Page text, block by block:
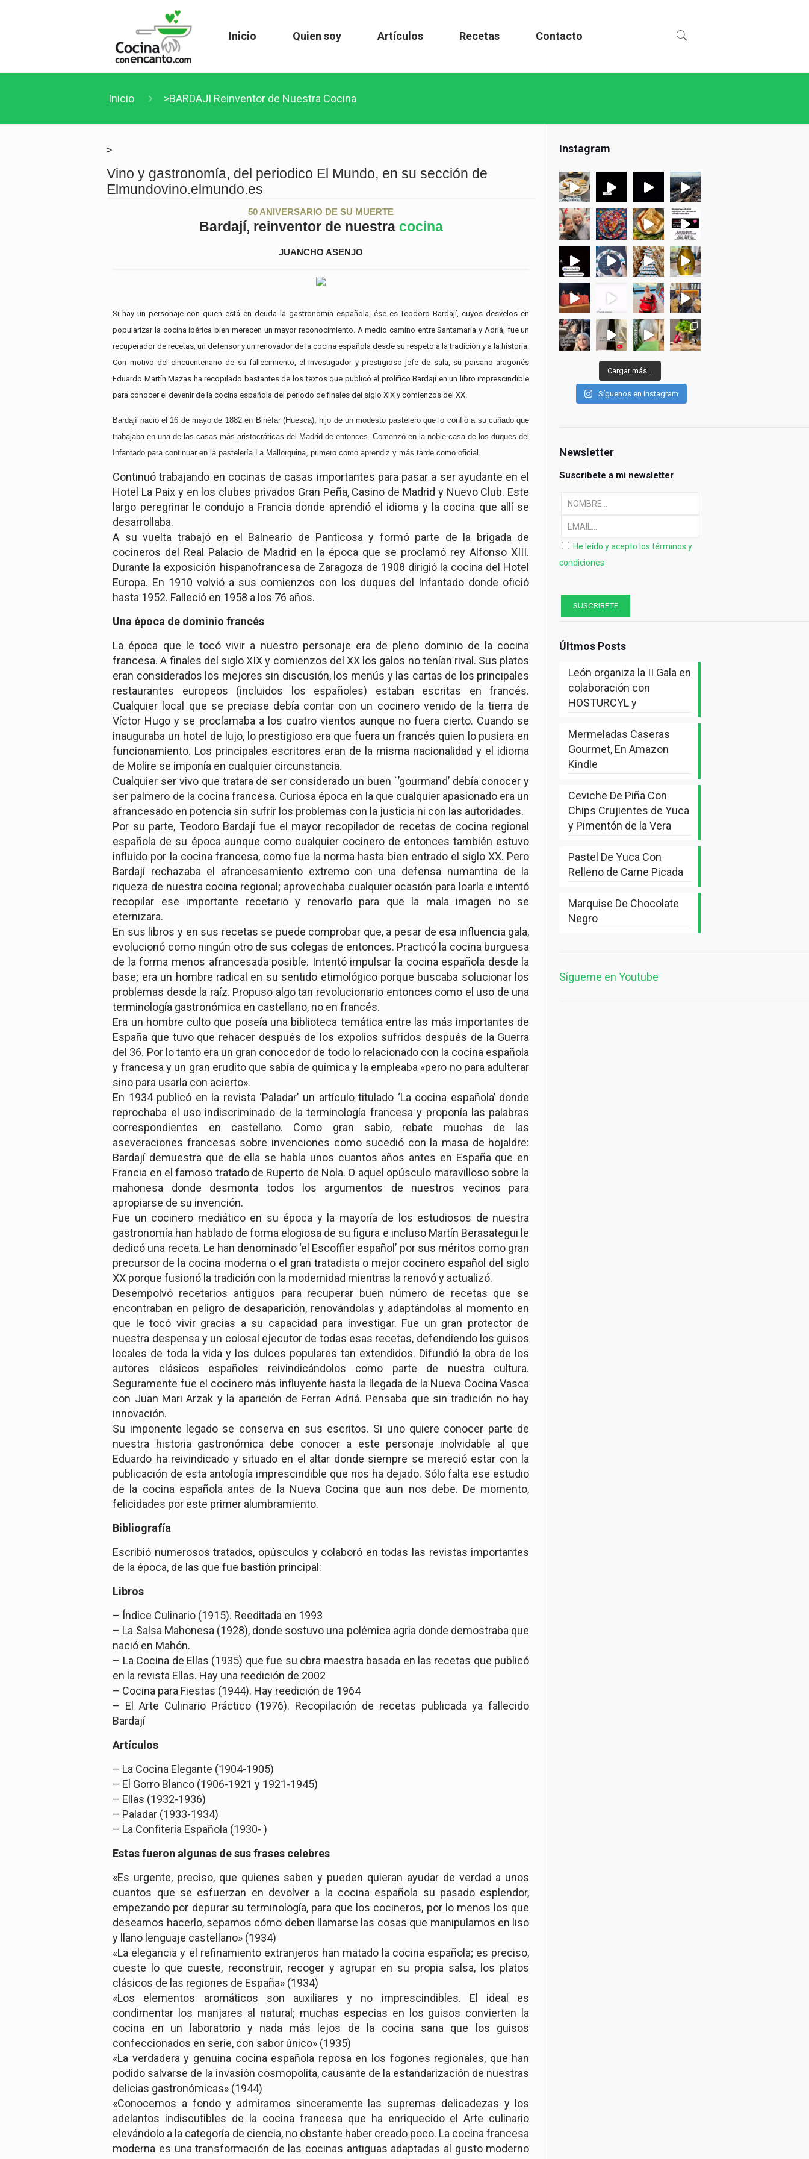
Inicio Quien soy Artículos Recetas Contacto
Inicio >BARDAJI Reinventor de Nuestra Cocina
>
Vino y gastronomía, del periodico El Mundo, en su sección de
Elmundovino.elmundo.es
50 ANIVERSARIO DE SU MUERTE
Bardají, reinventor de nuestra cocina
JUANCHO ASENJO
Si hay un personaje con quien está en deuda la gastronomía española, ése es Teodoro Bardají, cuyos desvelos en
popularizar la cocina ibérica bien merecen un mayor reconocimiento. A medio camino entre Santamaría y Adriá, fue un
recuperador de recetas, un defensor y un renovador de la cocina española desde su respeto a la tradición y a la historia.
Con motivo del cincuentenario de su fallecimiento, el investigador y prestigioso jefe de sala, su paisano aragonés
Eduardo Martín Mazas ha recopilado bastantes de los textos que publicó el prolífico Bardají en un libro imprescindible
para conocer el devenir de la cocina española del período de finales del siglo XIX y comienzos del XX.
Bardají nació el 16 de mayo de 1882 en Binéfar (Huesca), hijo de un modesto pastelero que lo confió a su cuñado que
trabajaba en una de las casas más aristocráticas del Madrid de entonces. Comenzó en la noble casa de los duques del
Infantado para continuar en la pastelería La Mallorquina, primero como aprendiz y más tarde como oficial.
Continuó trabajando en cocinas de casas importantes para pasar a ser ayudante en el
Hotel La Paix y en los clubes privados Gran Peña, Casino de Madrid y Nuevo Club. Este
largo peregrinar le condujo a Francia donde aprendió el idioma y la cocina que allí se
desarrollaba.
A su vuelta trabajó en el Balneario de Panticosa y formó parte de la brigada de
cocineros del Real Palacio de Madrid en la época que se proclamó rey Alfonso XIII.
Durante la exposición hispanofrancesa de Zaragoza de 1908 dirigió la cocina del Hotel
Europa. En 1910 volvió a sus comienzos con los duques del Infantado donde ofició
hasta 1952. Falleció en 1958 a los 76 años.
Una época de dominio francés
La época que le tocó vivir a nuestro personaje era de pleno dominio de la cocina
francesa. A finales del siglo XIX y comienzos del XX los galos no tenían rival. Sus platos
eran considerados los mejores sin discusión, los menús y las cartas de los principales
restaurantes europeos (incluidos los españoles) estaban escritas en francés.
Cualquier local que se preciase debía contar con un cocinero venido de la tierra de
Víctor Hugo y se proclamaba a los cuatro vientos aunque no fuera cierto. Cuando se
inauguraba un hotel de lujo, lo prestigioso era que fuera un francés quien lo pusiera en
funcionamiento. Los principales escritores eran de la misma nacionalidad y el idioma
de Molire se imponía en cualquier circunstancia.
Cualquier ser vivo que tratara de ser considerado un buen `’gourmand’ debía conocer y
ser palmero de la cocina francesa. Curiosa época en la que cualquier apasionado era un
afrancesado en potencia sin sufrir los problemas con la justicia ni con las autoridades.
Por su parte, Teodoro Bardají fue el mayor recopilador de recetas de cocina regional
española de su época aunque como cualquier cocinero de entonces también estuvo
influido por la cocina francesa, como fue la norma hasta bien entrado el siglo XX. Pero
Bardají rechazaba el afrancesamiento extremo con una defensa numantina de la
riqueza de nuestra cocina regional; aprovechaba cualquier ocasión para loarla e intentó
recopilar ese importante recetario y renovarlo para que la mala imagen no se
eternizara.
En sus libros y en sus recetas se puede comprobar que, a pesar de esa influencia gala,
evolucionó como ningún otro de sus colegas de entonces. Practicó la cocina burguesa
de la forma menos afrancesada posible. Intentó impulsar la cocina española desde la
base; era un hombre radical en su sentido etimológico porque buscaba solucionar los
problemas desde la raíz. Propuso algo tan revolucionario entonces como el uso de una
terminología gastronómica en castellano, no en francés.
Era un hombre culto que poseía una biblioteca temática entre las más importantes de
España que tuvo que rehacer después de los expolios sufridos después de la Guerra
del 36. Por lo tanto era un gran conocedor de todo lo relacionado con la cocina española
y francesa y un gran erudito que sabía de química y la empleaba «pero no para adulterar
sino para usarla con acierto».
En 1934 publicó en la revista ‘Paladar’ un artículo titulado ‘La cocina española’ donde
reprochaba el uso indiscriminado de la terminología francesa y proponía las palabras
correspondientes en castellano. Como gran sabio, rebate muchas de las
aseveraciones francesas sobre invenciones como sucedió con la masa de hojaldre:
Bardají demuestra que de ella se habla unos cuantos años antes en España que en
Francia en el famoso tratado de Ruperto de Nola. O aquel opúsculo maravilloso sobre la
mahonesa donde desmonta todos los argumentos de nuestros vecinos para
apropiarse de su invención.
Fue un cocinero mediático en su época y la mayoría de los estudiosos de nuestra
gastronomía han hablado de forma elogiosa de su figura e incluso Martín Berasategui le
dedicó una receta. Le han denominado ‘el Escoffier español’ por sus méritos como gran
precursor de la cocina moderna o el gran tratadista o mejor cocinero español del siglo
XX porque fusionó la tradición con la modernidad mientras la renovó y actualizó.
Desempolvó recetarios antiguos para recuperar buen número de recetas que se
encontraban en peligro de desaparición, renovándolas y adaptándolas al momento en
que le tocó vivir gracias a su capacidad para investigar. Fue un gran protector de
nuestra despensa y un colosal ejecutor de todas esas recetas, defendiendo los guisos
locales de toda la vida y los dulces populares tan extendidos. Difundió la obra de los
autores clásicos españoles reivindicándolos como parte de nuestra cultura.
Seguramente fue el cocinero más influyente hasta la llegada de la Nueva Cocina Vasca
con Juan Mari Arzak y la aparición de Ferran Adriá. Pensaba que sin tradición no hay
innovación.
Su imponente legado se conserva en sus escritos. Si uno quiere conocer parte de
nuestra historia gastronómica debe conocer a este personaje inolvidable al que
Eduardo ha reivindicado y situado en el altar donde siempre se mereció estar con la
publicación de esta antología imprescindible que nos ha dejado. Sólo falta ese estudio
de la cocina española antes de la Nueva Cocina que aun nos debe. De momento,
felicidades por este primer alumbramiento.
Bibliografía
Escribió numerosos tratados, opúsculos y colaboró en todas las revistas importantes
de la época, de las que fue bastión principal:
Libros
– Índice Culinario (1915). Reeditada en 1993
– La Salsa Mahonesa (1928), donde sostuvo una polémica agria donde demostraba que
nació en Mahón.
– La Cocina de Ellas (1935) que fue su obra maestra basada en las recetas que publicó
en la revista Ellas. Hay una reedición de 2002
– Cocina para Fiestas (1944). Hay reedición de 1964
– El Arte Culinario Práctico (1976). Recopilación de recetas publicada ya fallecido
Bardají
Artículos
– La Cocina Elegante (1904-1905)
– El Gorro Blanco (1906-1921 y 1921-1945)
– Ellas (1932-1936)
– Paladar (1933-1934)
– La Confitería Española (1930- )
Estas fueron algunas de sus frases celebres
«Es urgente, preciso, que quienes saben y pueden quieran ayudar de verdad a unos
cuantos que se esfuerzan en devolver a la cocina española su pasado esplendor,
empezando por depurar su terminología, para que los cocineros, por lo menos los que
deseamos hacerlo, sepamos cómo deben llamarse las cosas que manipulamos en liso
y llano lenguaje castellano» (1934)
«La elegancia y el refinamiento extranjeros han matado la cocina española; es preciso,
cueste lo que cueste, reconstruir, recoger y agrupar en su propia salsa, los platos
clásicos de las regiones de España» (1934)
«Los elementos aromáticos son auxiliares y no imprescindibles. El ideal es
condimentar los manjares al natural; muchas especias en los guisos convierten la
cocina en un laboratorio y nada más lejos de la cocina sana que los guisos
confeccionados en serie, con sabor único» (1935)
«La verdadera y genuina cocina española reposa en los fogones regionales, que han
podido salvarse de la invasión cosmopolita, causante de la estandarización de nuestras
delicias gastronómicas» (1944)
«Conocemos a fondo y admiramos sinceramente las supremas delicadezas y los
adelantos indiscutibles de la cocina francesa que ha enriquecido el Arte culinario
elevándolo a la categoría de ciencia, no obstante haber creado poco. La cocina francesa
moderna es una transformación de las cocinas antiguas adaptadas al gusto moderno
Instagram
Cargar más…
Síguenos en Instagram
Newsletter
Suscribete a mi newsletter
He leído y acepto los términos y
condiciones
Últmos Posts
León organiza la II Gala en
colaboración con
HOSTURCYL y
Mermeladas Caseras
Gourmet, En Amazon
Kindle
Ceviche De Piña Con
Chips Crujientes de Yuca
y Pimentón de la Vera
Pastel De Yuca Con
Relleno de Carne Picada
Marquise De Chocolate
Negro
Sígueme en Youtube